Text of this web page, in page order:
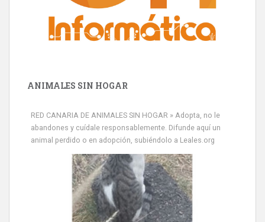
ANIMALES SIN HOGAR
RED CANARIA DE ANIMALES SIN HOGAR » Adopta, no le
abandones y cuídale responsablemente. Difunde aquí un
animal perdido o en adopción, subiéndolo a Leales.org